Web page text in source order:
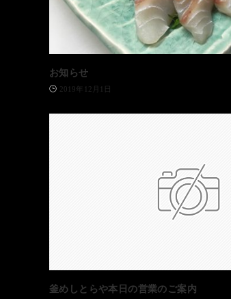
お知らせ
2019年12月1日
釜めしとらや本日の営業のご案内